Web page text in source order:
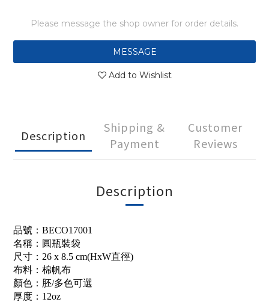
Please message the shop owner for order details.
MESSAGE
Add to Wishlist
Description
Shipping &
Payment
Customer
Reviews
Description
品號：BECO17001
名稱：圓瓶裝袋
尺寸：26 x 8.5 cm(HxW直徑)
布料：棉帆布
顏色：胚/多色可選
厚度：12oz